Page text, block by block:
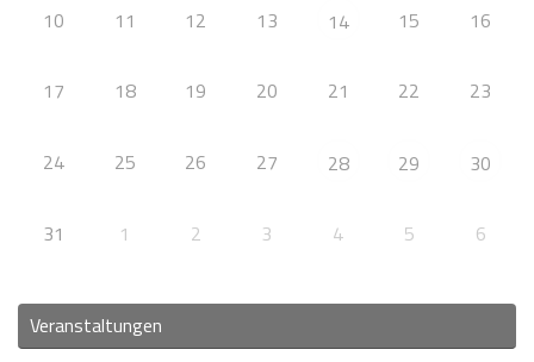
10 11 12 13 14 15 16
17 18 19 20 21 22 23
24 25 26 27 28 29 30
31 1 2 3 4 5 6
Veranstaltungen